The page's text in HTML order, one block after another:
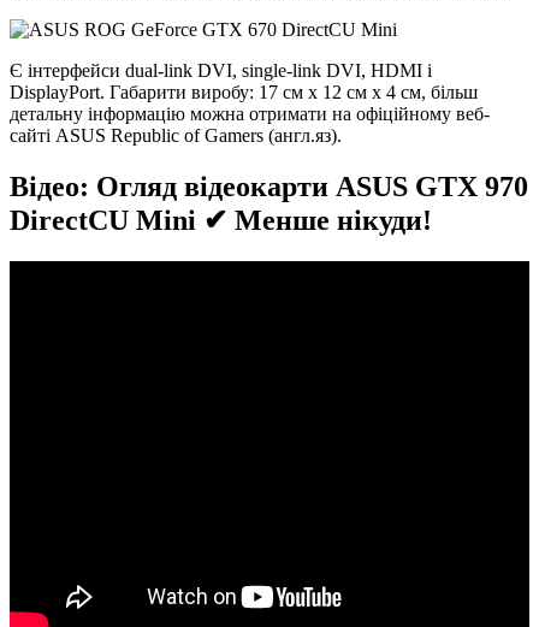
Є інтерфейси dual-link DVI, single-link DVI, HDMI і
DisplayPort. Габарити виробу: 17 см x 12 см x 4 см, більш
детальну інформацію можна отримати на офіційному веб-
сайті ASUS Republic of Gamers (англ.яз).
Відео: Огляд відеокарти ASUS GTX 970
DirectCU Mini ✔ Менше нікуди!